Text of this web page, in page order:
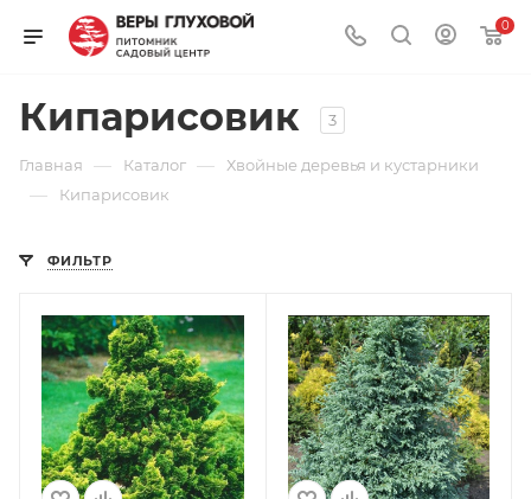
0
Кипарисовик 3
Главная — Каталог — Хвойные деревья и кустарники
— Кипарисовик
ФИЛЬТР